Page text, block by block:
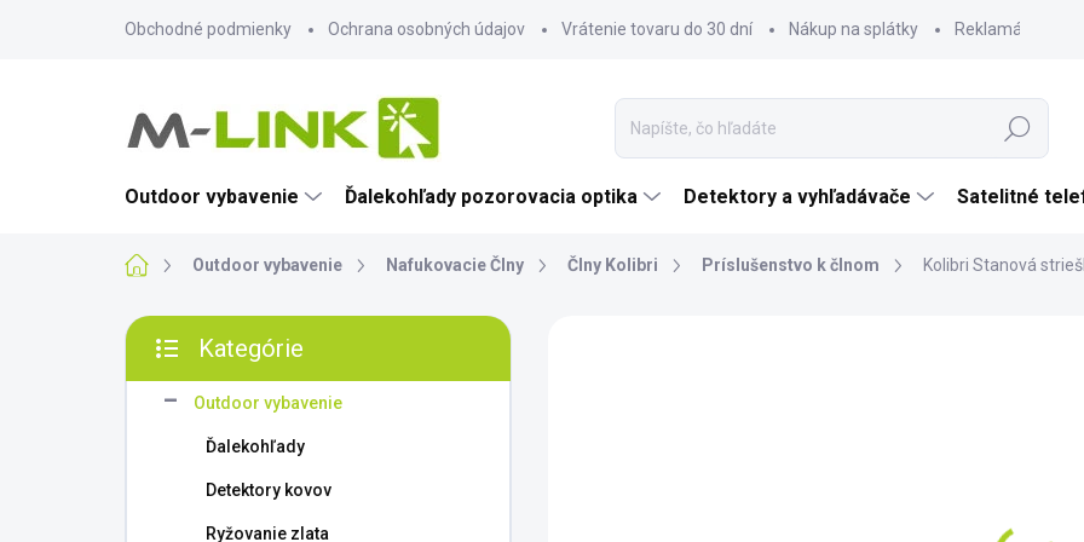
Obchodné podmienky Ochrana osobných údajov Vrátenie tovaru do 30 dní Nákup na splátky Reklamácia
Hľadať
Outdoor vybavenie Ďalekohľady pozorovacia optika Detektory a vyhľadávače Satelitné
DomovOutdoor vybavenie Nafukovacie Člny Člny Kolibri Príslušenstvo k člnom Kolibri Stanová
B
č
kategórie
Kategórie
Outdoor vybavenie
Ďalekohľady
Detektory kovov
Ryžovanie zlata